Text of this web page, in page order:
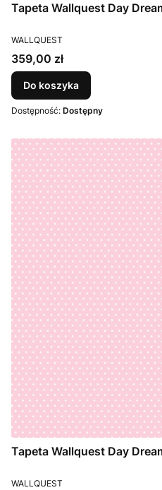
Tapeta Wallquest Day
PRODUCENT
WALLQUEST
Cena
359,00 zł
Do koszyka
Dostępność: Dostępny
Tapeta Wallquest Day
PRODUCENT
WALLQUEST